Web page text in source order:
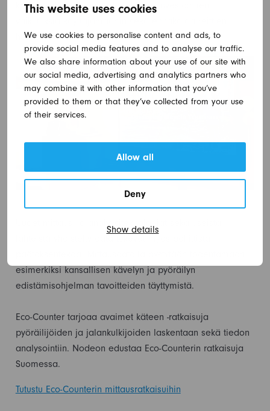
This website uses cookies
We use cookies to personalise content and ads, to
provide social media features and to analyse our traffic.
We also share information about your use of our site with
our social media, advertising and analytics partners who
may combine it with other information that you’ve
provided to them or that they’ve collected from your use
of their services.
Allow all
Deny
Show details
käytön kehitystä, arvioida tehtyjen investointien
huoltotarvetta.
Uudet mittaus- ja analyysiteknologiat sekä useista
esimerkiksi kansallisen kävelyn ja pyöräilyn
edistämisohjelman tavoitteiden täyttymistä.
Eco-Counter tarjoaa avaimet käteen -ratkaisuja
pyöräilijöiden ja jalankulkijoiden laskentaan sekä tiedon
analysointiin. Nodeon edustaa Eco-Counterin ratkaisuja
Suomessa.
Tutustu Eco-Counterin mittausratkaisuihin